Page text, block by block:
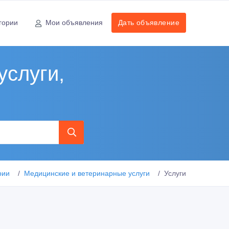
Мои объявления Дать объявление
Медицинские и ветеринарные услуги Услуги